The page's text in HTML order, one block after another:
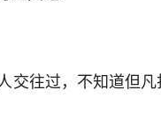
交往过，不知道但